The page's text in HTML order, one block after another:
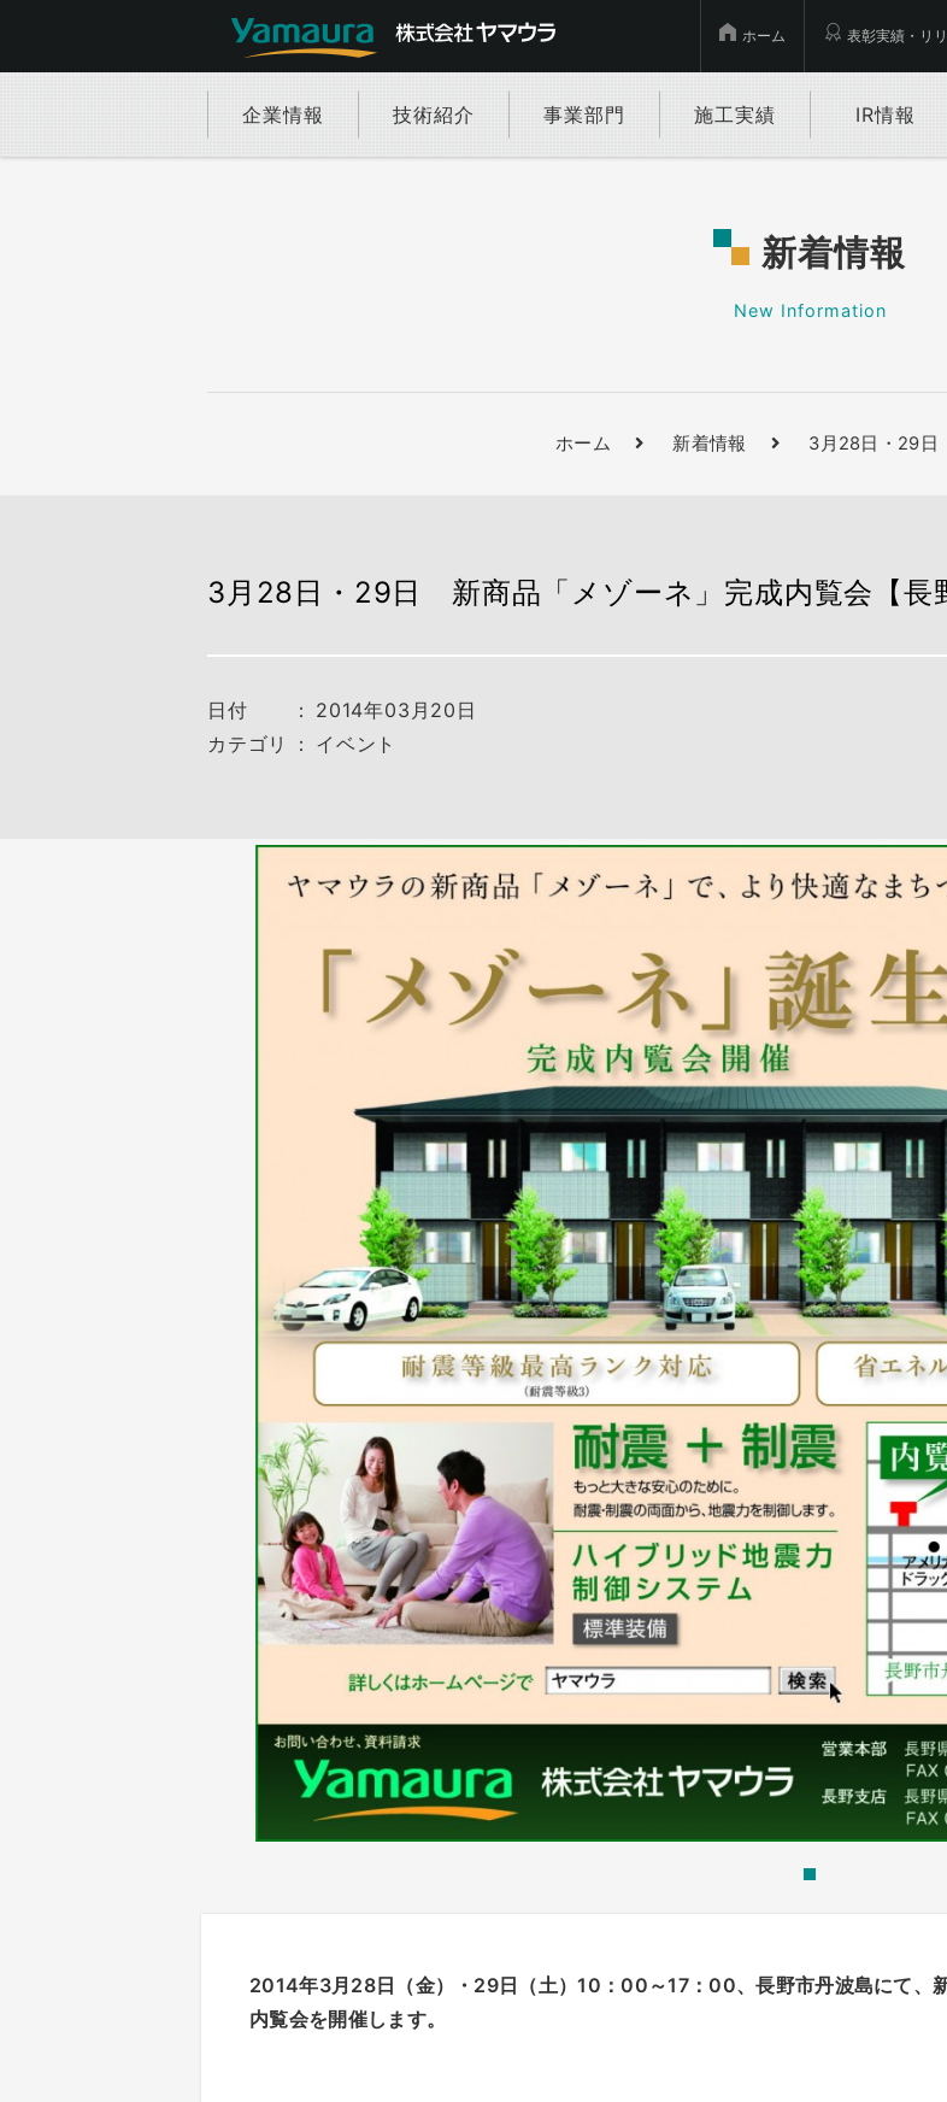
ホーム 表彰実績・リ
企業情報 技術紹介 事業部門 施工実績 IR情報
新着情報
New Information
ホーム 新着情報 3月28日・29
3月28日・29日 新商品「メゾーネ」完成内覧会【長
日付 ： 2014年03月20日
カテゴリ
： イベント
2014年3月28日（金）・29日（土）10：00～17：00、長野市丹波島にて、
内覧会を開催します。